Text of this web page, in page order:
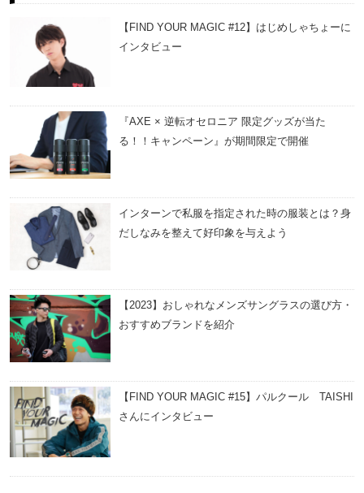
【FIND YOUR MAGIC #12】はじめしゃちょーに
インタビュー
『AXE × 逆転オセロニア 限定グッズが当た
る！！キャンペーン』が期間限定で開催
インターンで私服を指定された時の服装とは？身
だしなみを整えて好印象を与えよう
【2023】おしゃれなメンズサングラスの選び方・
おすすめブランドを紹介
【FIND YOUR MAGIC #15】パルクール TAISHI
さんにインタビュー